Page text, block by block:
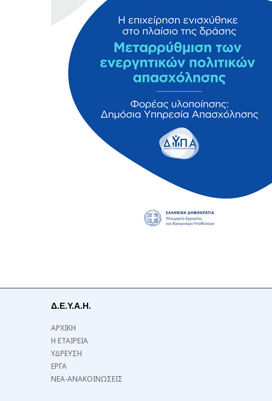
Δ.Ε.Υ.Α.Η.
ΑΡΧΙΚΗ
Η ΕΤΑΙΡΕΙΑ
ΥΔΡΕΥΣΗ
ΕΡΓΑ
ΝΕΑ-ΑΝΑΚΟΙΝΩΣΕΙΣ